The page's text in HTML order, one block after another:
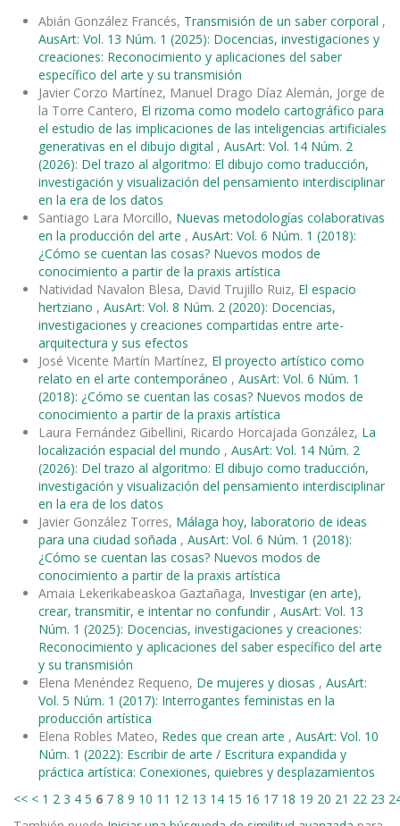
Abián González Francés, Transmisión de un saber corporal ,
AusArt: Vol. 13 Núm. 1 (2025): Docencias, investigaciones y
creaciones: Reconocimiento y aplicaciones del saber
específico del arte y su transmisión
Javier Corzo Martínez, Manuel Drago Díaz Alemán, Jorge de
la Torre Cantero, El rizoma como modelo cartográfico para
el estudio de las implicaciones de las inteligencias artificiales
generativas en el dibujo digital , AusArt: Vol. 14 Núm. 2
(2026): Del trazo al algoritmo: El dibujo como traducción,
investigación y visualización del pensamiento interdisciplinar
en la era de los datos
Santiago Lara Morcillo, Nuevas metodologías colaborativas
en la producción del arte , AusArt: Vol. 6 Núm. 1 (2018):
¿Cómo se cuentan las cosas? Nuevos modos de
conocimiento a partir de la praxis artística
Natividad Navalon Blesa, David Trujillo Ruiz, El espacio
hertziano , AusArt: Vol. 8 Núm. 2 (2020): Docencias,
investigaciones y creaciones compartidas entre arte-
arquitectura y sus efectos
José Vicente Martín Martínez, El proyecto artístico como
relato en el arte contemporáneo , AusArt: Vol. 6 Núm. 1
(2018): ¿Cómo se cuentan las cosas? Nuevos modos de
conocimiento a partir de la praxis artística
Laura Fernández Gibellini, Ricardo Horcajada González, La
localización espacial del mundo , AusArt: Vol. 14 Núm. 2
(2026): Del trazo al algoritmo: El dibujo como traducción,
investigación y visualización del pensamiento interdisciplinar
en la era de los datos
Javier González Torres, Málaga hoy, laboratorio de ideas
para una ciudad soñada , AusArt: Vol. 6 Núm. 1 (2018):
¿Cómo se cuentan las cosas? Nuevos modos de
conocimiento a partir de la praxis artística
Amaia Lekerikabeaskoa Gaztañaga, Investigar (en arte),
crear, transmitir, e intentar no confundir , AusArt: Vol. 13
Núm. 1 (2025): Docencias, investigaciones y creaciones:
Reconocimiento y aplicaciones del saber específico del arte
y su transmisión
Elena Menéndez Requeno, De mujeres y diosas , AusArt:
Vol. 5 Núm. 1 (2017): Interrogantes feministas en la
producción artística
Elena Robles Mateo, Redes que crean arte , AusArt: Vol. 10
Núm. 1 (2022): Escribir de arte / Escritura expandida y
práctica artística: Conexiones, quiebres y desplazamientos
<< < 1 2 3 4 5 6 7 8 9 10 11 12 13 14 15 16 17 18 19 20 21 22 23